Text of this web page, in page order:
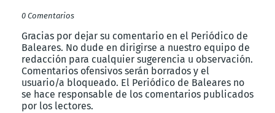
0 Comentarios
Gracias por dejar su comentario en el Periódico de
Baleares. No dude en dirigirse a nuestro equipo de
redacción para cualquier sugerencia u observación.
Comentarios ofensivos serán borrados y el
usuario/a bloqueado. El Periódico de Baleares no
se hace responsable de los comentarios publicados
por los lectores.